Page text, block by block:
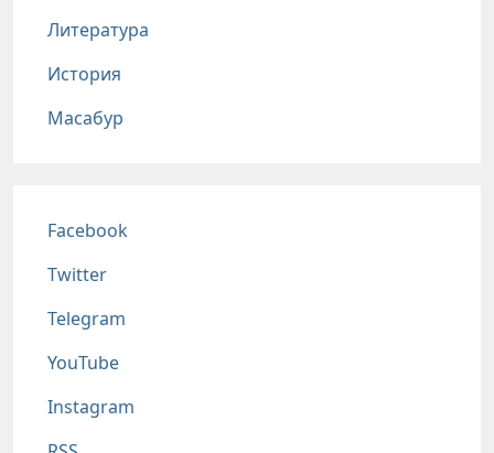
Литература
История
Масабур
Соц сети
Facebook
Twitter
Telegram
YouTube
Instagram